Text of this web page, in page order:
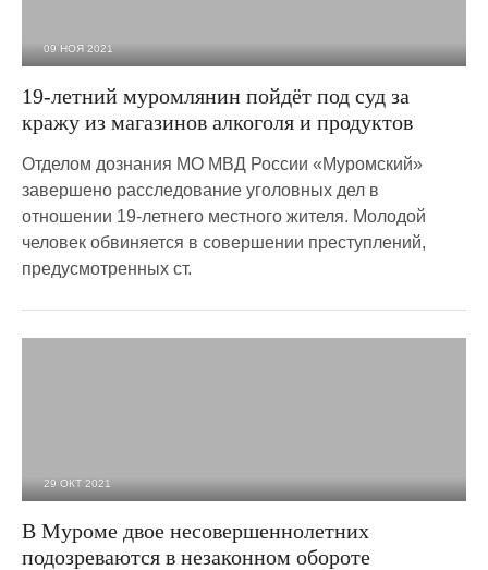
09 НОЯ 2021
19-летний муромлянин пойдёт под суд за
кражу из магазинов алкоголя и продуктов
Отделом дознания МО МВД России «Муромский»
завершено расследование уголовных дел в
отношении 19-летнего местного жителя. Молодой
человек обвиняется в совершении преступлений,
предусмотренных ст.
29 ОКТ 2021
В Муроме двое несовершеннолетних
подозреваются в незаконном обороте